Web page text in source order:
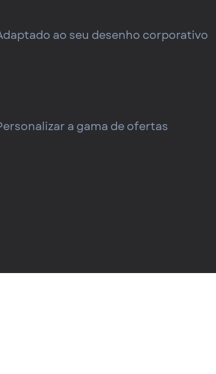
ao seu desenho corporativo
a gama de ofertas